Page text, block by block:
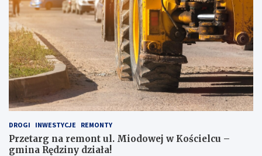
p
o
J
a
p
o
n
i
!
d
z
i
e
ż
o
w
e
DROGI INWESTYCJE REMONTY
Przetarg na remont ul. Miodowej w Kościelcu –
gmina Rędziny działa!